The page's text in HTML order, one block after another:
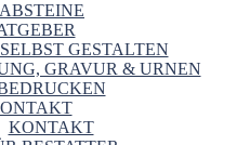
GESTALTEN
GRAVUR & URNEN
KONTAKT